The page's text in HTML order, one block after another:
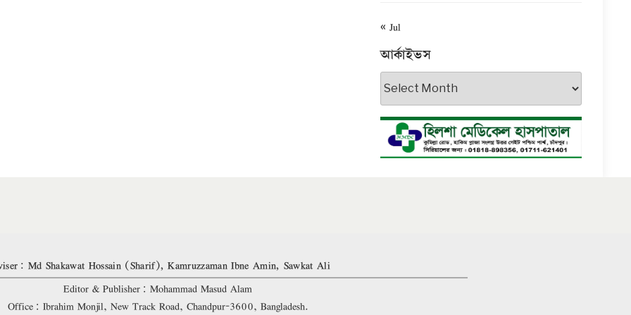
« Jul
আর্কাইভস
আর্কাইভস
Md Shakawat Hossain (Sharif), Kamruzzaman Ibne Amin, Sawkat Ali
Editor & Publisher: Mohammad Masud Alam
Office: Ibrahim Monjil, New Track Road, Chandpur-3600, Bangladesh.